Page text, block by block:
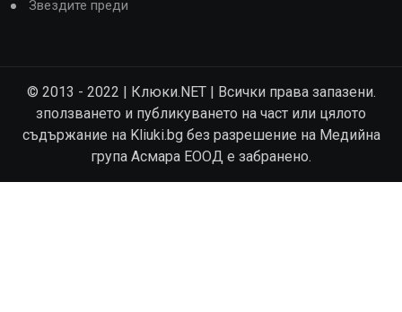
Звездите преди
© 2013 - 2022 | Клюки.NET | Всички права запазени.
зползването и публикуването на част или цялото
съдържание на Kliuki.bg без разрешение на Медийна
група Асмара ЕООД е забранено.